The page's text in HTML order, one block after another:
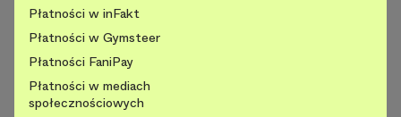
Płatności w inFakt
Płatności w Gymsteer
Płatności FaniPay
Płatności w mediach
społecznościowych